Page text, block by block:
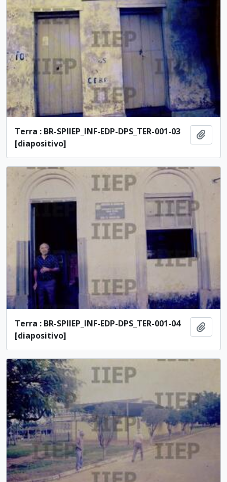
Terra : BR-SPIIEP_INF-EDP-DPS_TER-001-03
[diapositivo]
Terra : BR-SPIIEP_INF-EDP-DPS_TER-001-04
[diapositivo]